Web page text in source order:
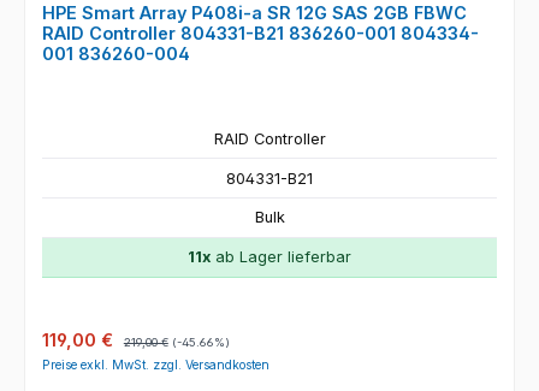
HPE Smart Array P408i-a SR 12G SAS 2GB FBWC
RAID Controller 804331-B21 836260-001 804334-
001 836260-004
RAID Controller
804331-B21
Bulk
11x ab Lager lieferbar
Verkaufspreis:
119,00 € Regulärer Preis:
219,00 € (-45.66%)
Preise exkl. MwSt. zzgl. Versandkosten